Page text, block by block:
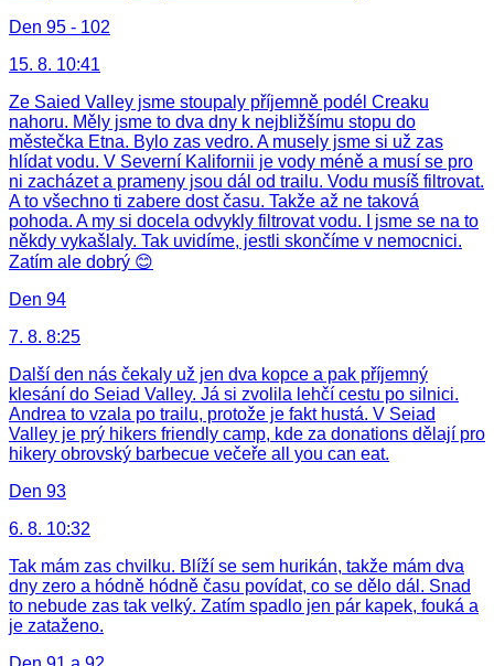
Den 95 - 102
15. 8. 10:41
Ze Saied Valley jsme stoupaly příjemně podél Creaku
nahoru. Měly jsme to dva dny k nejbližšímu stopu do
městečka Etna. Bylo zas vedro. A musely jsme si už zas
hlídat vodu. V Severní Kalifornii je vody méně a musí se pro
ni zacházet a prameny jsou dál od trailu. Vodu musíš filtrovat.
A to všechno ti zabere dost času. Takže až ne taková
pohoda. A my si docela odvykly filtrovat vodu. I jsme se na to
někdy vykašlaly. Tak uvidíme, jestli skončíme v nemocnici.
Zatím ale dobrý 😊
Den 94
7. 8. 8:25
Další den nás čekaly už jen dva kopce a pak příjemný
klesání do Seiad Valley. Já si zvolila lehčí cestu po silnici.
Andrea to vzala po trailu, protože je fakt hustá. V Seiad
Valley je prý hikers friendly camp, kde za donations dělají pro
hikery obrovský barbecue večeře all you can eat.
Den 93
6. 8. 10:32
Tak mám zas chvilku. Blíží se sem hurikán, takže mám dva
dny zero a hódně hódně času povídat, co se dělo dál. Snad
to nebude zas tak velký. Zatím spadlo jen pár kapek, fouká a
je zataženo.